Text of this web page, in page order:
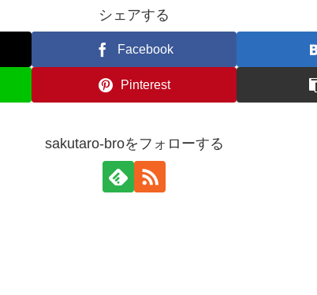
シェアする
Facebook
Pinterest
sakutaro-broをフォローする